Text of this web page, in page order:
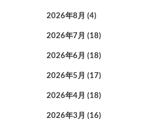
2026年8月 (4)
2026年7月 (18)
2026年6月 (18)
2026年5月 (17)
2026年4月 (18)
2026年3月 (16)